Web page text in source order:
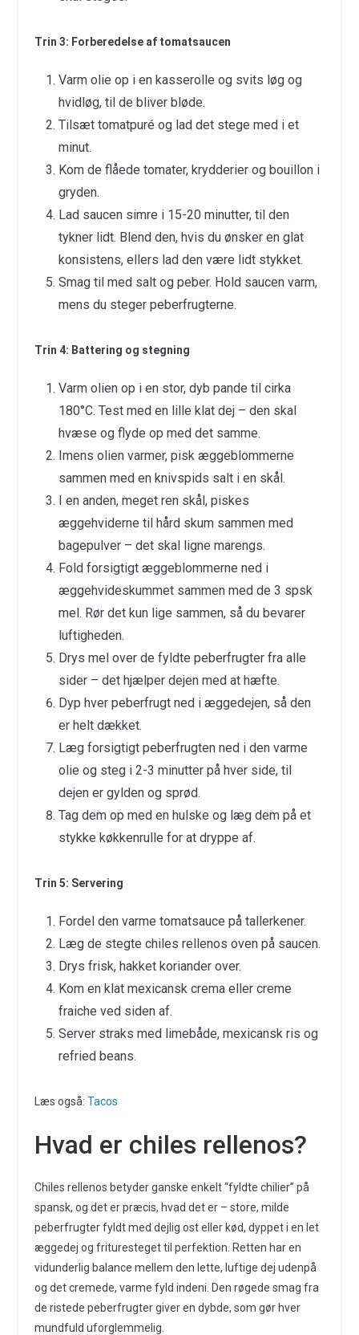
Trin 3: Forberedelse af tomatsaucen
Varm olie op i en kasserolle og svits løg og
hvidløg, til de bliver bløde.
Tilsæt tomatpuré og lad det stege med i et
minut.
Kom de flåede tomater, krydderier og bouillon i
gryden.
Lad saucen simre i 15-20 minutter, til den
tykner lidt. Blend den, hvis du ønsker en glat
konsistens, ellers lad den være lidt stykket.
Smag til med salt og peber. Hold saucen varm,
mens du steger peberfrugterne.
Trin 4: Battering og stegning
Varm olien op i en stor, dyb pande til cirka
180°C. Test med en lille klat dej – den skal
hvæse og flyde op med det samme.
Imens olien varmer, pisk æggeblommerne
sammen med en knivspids salt i en skål.
I en anden, meget ren skål, piskes
æggehviderne til hård skum sammen med
bagepulver – det skal ligne marengs.
Fold forsigtigt æggeblommerne ned i
æggehvideskummet sammen med de 3 spsk
mel. Rør det kun lige sammen, så du bevarer
luftigheden.
Drys mel over de fyldte peberfrugter fra alle
sider – det hjælper dejen med at hæfte.
Dyp hver peberfrugt ned i æggedejen, så den
er helt dækket.
Læg forsigtigt peberfrugten ned i den varme
olie og steg i 2-3 minutter på hver side, til
dejen er gylden og sprød.
Tag dem op med en hulske og læg dem på et
stykke køkkenrulle for at dryppe af.
Trin 5: Servering
Fordel den varme tomatsauce på tallerkener.
Læg de stegte chiles rellenos oven på saucen.
Drys frisk, hakket koriander over.
Kom en klat mexicansk crema eller creme
fraiche ved siden af.
Server straks med limebåde, mexicansk ris og
refried beans.
Læs også: Tacos
Hvad er chiles rellenos?
Chiles rellenos betyder ganske enkelt “fyldte chilier” på
spansk, og det er præcis, hvad det er – store, milde
peberfrugter fyldt med dejlig ost eller kød, dyppet i en let
æggedej og frituresteget til perfektion. Retten har en
vidunderlig balance mellem den lette, luftige dej udenpå
og det cremede, varme fyld indeni. Den røgede smag fra
de ristede peberfrugter giver en dybde, som gør hver
mundfuld uforglemmelig.